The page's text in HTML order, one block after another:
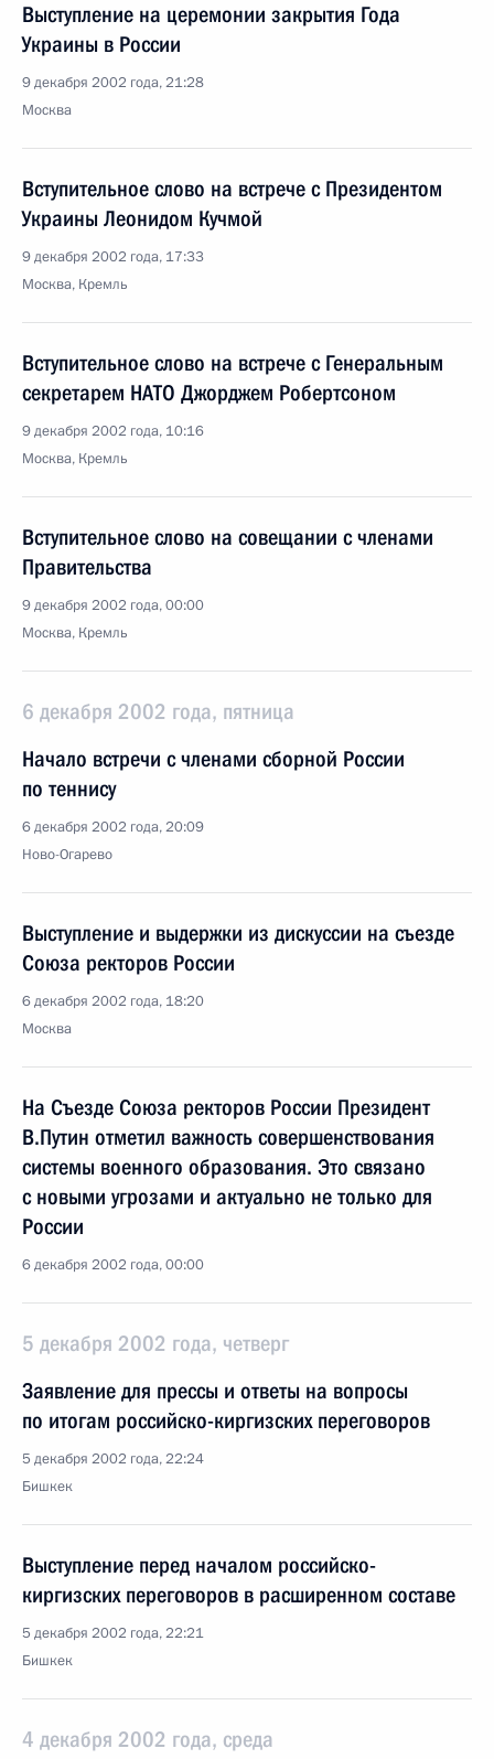
Выступление на церемонии закрытия Года
Украины в России
9 декабря 2002 года, 21:28
Москва
Вступительное слово на встрече с Президентом
Украины Леонидом Кучмой
9 декабря 2002 года, 17:33
Москва, Кремль
Вступительное слово на встрече с Генеральным
секретарем НАТО Джорджем Робертсоном
9 декабря 2002 года, 10:16
Москва, Кремль
Вступительное слово на совещании с членами
Правительства
9 декабря 2002 года, 00:00
Москва, Кремль
6 декабря 2002 года, пятница
Начало встречи с членами сборной России
по теннису
6 декабря 2002 года, 20:09
Ново-Огарево
Выступление и выдержки из дискуссии на съезде
Союза ректоров России
6 декабря 2002 года, 18:20
Москва
На Съезде Союза ректоров России Президент
В.Путин отметил важность совершенствования
системы военного образования. Это связано
с новыми угрозами и актуально не только для
России
6 декабря 2002 года, 00:00
5 декабря 2002 года, четверг
Заявление для прессы и ответы на вопросы
по итогам российско-киргизских переговоров
5 декабря 2002 года, 22:24
Бишкек
Выступление перед началом российско-
киргизских переговоров в расширенном составе
5 декабря 2002 года, 22:21
Бишкек
4 декабря 2002 года, среда